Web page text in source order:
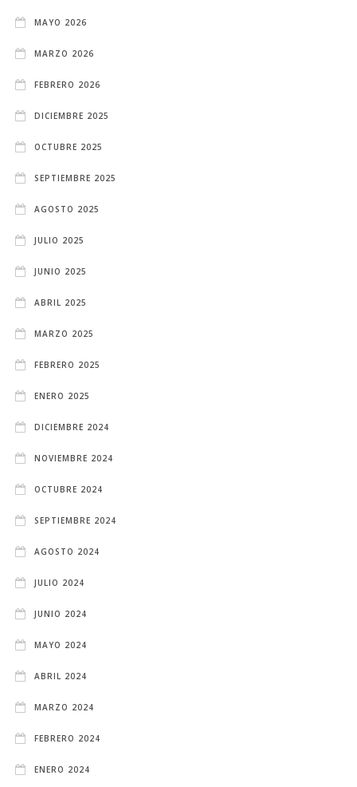
MAYO 2026
MARZO 2026
FEBRERO 2026
DICIEMBRE 2025
OCTUBRE 2025
SEPTIEMBRE 2025
AGOSTO 2025
JULIO 2025
JUNIO 2025
ABRIL 2025
MARZO 2025
FEBRERO 2025
ENERO 2025
DICIEMBRE 2024
NOVIEMBRE 2024
OCTUBRE 2024
SEPTIEMBRE 2024
AGOSTO 2024
JULIO 2024
JUNIO 2024
MAYO 2024
ABRIL 2024
MARZO 2024
FEBRERO 2024
ENERO 2024